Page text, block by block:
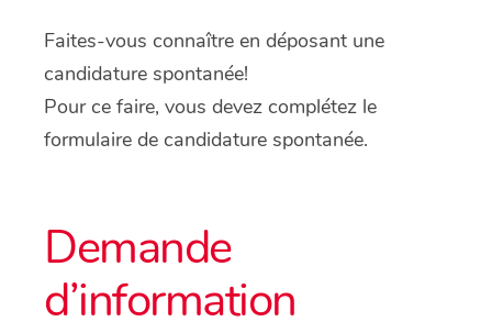
Faites-vous connaître en déposant une
candidature spontanée!
Pour ce faire, vous devez complétez le
formulaire de candidature spontanée.
Demande
d’information